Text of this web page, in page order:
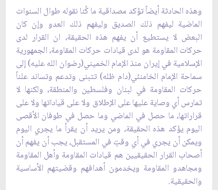
وهذه الحادثة أيضاً تؤكد مصداقية ما كُنا نقوله طوال السنوات
الماضية ليفهم ذلك الصديق وليفهم ‏ذلك العدو وإن كان
البعض لا يستطيع أن يفهم هذه الحقيقة، ان القرار لدى
حركات المقاومة هو ‏لدى قيادات حركات المقاومة، الجمهورية
الإسلامية في إيران منذ الإمام الخميني(رضوان الله عليه) ‏إلى
سماحة الإمام الخامنئي(دام ظله) تتبنى وتدعم وتساند علناً
حركات المقاومة في لبنان وفلسطين ‏والمنطقة، ولكنها لا
تمارس أي وصاية عليها على الإطلاق ولا على قياداتها ولا على
قراراتها، ما ‏حصل في الماضي وما حصل في طوفان الأقصى
اليوم يؤكد هذه الحقيقة، ومن يريد أن يقرأ ما ‏يجري اليوم
ويمكن أن يجري في أي وقتٍ في المستقبل، يجب أن يفهم أن
أصحاب القرار الحقيقيين ‏هم قيادات المقاومة وأهل المقاومة
ومجاهدو المقاومة ويخدمون أهدافهم وقضيتهم الأساسية
‏والحقيقية.‏